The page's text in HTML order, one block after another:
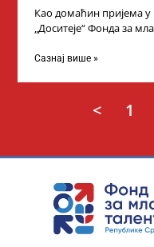
Као домаћин пријема у
„Доситеје“ Фонда за
Сазнај више »
< 1